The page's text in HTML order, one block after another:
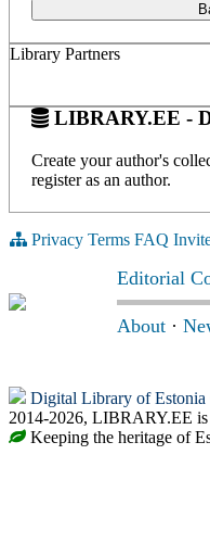
Library Partners
LIBRARY.EE -
Create your author's
register as an author.
Privacy Terms FAQ
Editorial
About ·
Digital Library of Estonia
2014-2026, LIBRARY.EE
Keeping the heritage of